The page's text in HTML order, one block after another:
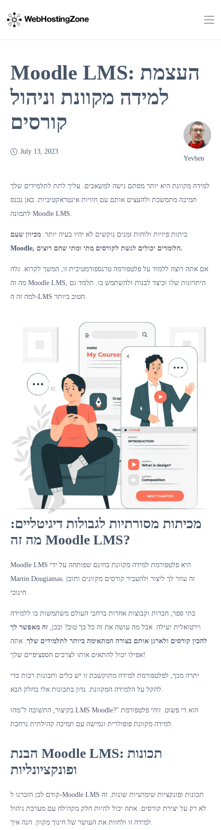
Moodle LMS: העצמת
למידה מקוונת וניהול
קורסים
July 13, 2023
Yevhen
למידה מקוונת היא יותר מסתם גישה למשאבים. עליך לתת לתלמידים שלך
תמיכה מתמשכת ולהעצים אותם עם חוויות אינטראקטיביות. כאן נכנס
לתמונה Moodle LMS.
כיתות פיזיות ולוחות זמנים נוקשים לא יהיו בעיה יותר. מכיוון שעם
Moodle, הלומדים יכולים לגשת לקורסים מתי ומתי שהם רוצים.
אם אתה רוצה ללמוד על פלטפורמה טרנספורמטיבית זו, המשך לקרוא. גלה
מה זה Moodle LMS, היתרונות שלו וכיצד לבנות ולהשתמש בו. תלמד גם
למה זה ה-LMS הטוב ביותר.
מכיתות מסורתיות לגבולות דיגיטליים:
מה זה Moodle LMS?
Moodle LMS היא פלטפורמת למידה מקוונת בחינם שפותחה על ידי
Martin Dougiamas. זה עוזר לך ליצור ולהעביר קורסים מקוונים ותוכן
חינוכי.
בתי ספר, חברות וקבוצות אחרות ברחבי העולם משתמשות בו ללמידה
וירטואלית יעילה. אבל מה עושה את זה כל כך טוב? ובכן, זה מאפשר לך
להכין קורסים ולארגן אותם בצורה המתאימה ביותר לתלמידים שלך. אתה
אפילו יכול להתאים אותו לצרכים הספציפיים שלך!
יתרה מכך, לפלטפורמת למידה מתוקשבת זו יש כלים ותכונות רבות כדי
להקל על הלמידה המקוונת. נדון בתכונות אלו בחלק הבא.
בקיצור, התשובה ל"מהו LMS Moodle?" הוא די פשוט. זוהי פלטפורמת
למידה מקוונת פופולרית וגמישה עם תמיכה קהילתית נרחבת.
הבנת Moodle LMS: תכונות
ופונקציונליות
קודם לכן הזכרנו ל-Moodle LMS תכונות ופונקציות שימושיות שונות. זה
לא רק על יצירת קורסים. אתה יכול להיות חלק מקהילה עם מערכת ניהול
למידה זו ולחוות את העושר של חינוך מקוון. הנה איך.